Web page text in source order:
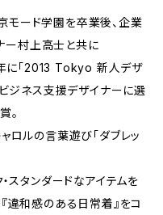
ード学園を卒業後、企業
ー村上高士と共に
に「2013 Tokyo 新人デザ
ジネス支援デザイナーに選
。
ロルの言葉遊び「ダブレッ
スタンダードなアイテムを
違和感のある日常着』をコ